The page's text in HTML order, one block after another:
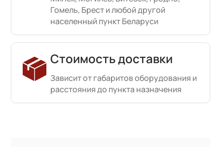
Гомель, Брест и любой другой
населенный пункт Беларуси
Стоимость доставки
Зависит от габаритов оборудования и
расстояния до пункта назначения